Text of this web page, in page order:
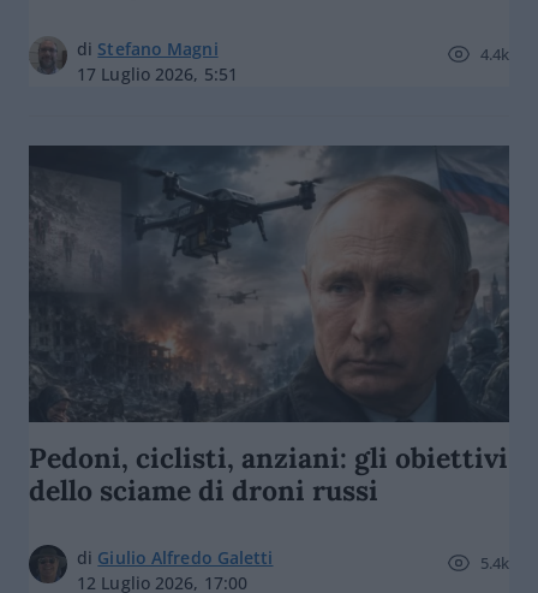
di Stefano Magni
17 Luglio 2026, 5:51
4.4k
Pedoni, ciclisti, anziani: gli obiettivi
dello sciame di droni russi
di Giulio Alfredo Galetti
12 Luglio 2026, 17:00
5.4k